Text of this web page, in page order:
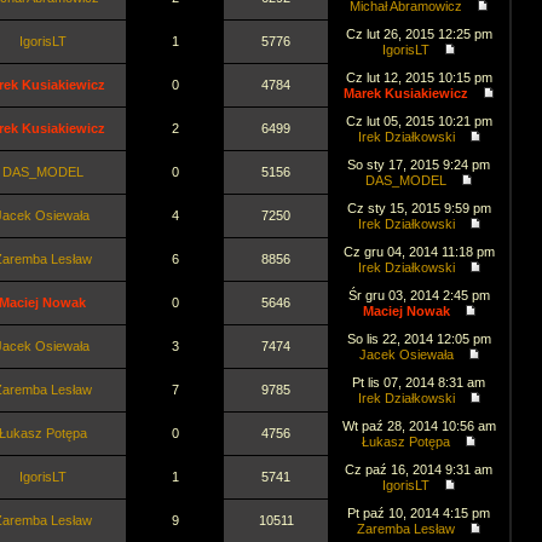
Michał Abramowicz
IgorisLT 1 5776
Cz lut 26, 2015 12:25 pm
IgorisLT
Kusiakiewicz 0 4784
Cz lut 12, 2015 10:15 pm
Marek Kusiakiewicz
Kusiakiewicz 2 6499
Cz lut 05, 2015 10:21 pm
Irek Działkowski
DAS_MODEL 0 5156
So sty 17, 2015 9:24 pm
DAS_MODEL
Osiewała 4 7250
Cz sty 15, 2015 9:59 pm
Irek Działkowski
Lesław 6 8856
Cz gru 04, 2014 11:18 pm
Irek Działkowski
Maciej Nowak 0 5646
Śr gru 03, 2014 2:45 pm
Maciej Nowak
Osiewała 3 7474
So lis 22, 2014 12:05 pm
Jacek Osiewała
Lesław 7 9785
Pt lis 07, 2014 8:31 am
Irek Działkowski
Łukasz Potępa 0 4756
Wt paź 28, 2014 10:56 am
Łukasz Potępa
IgorisLT 1 5741
Cz paź 16, 2014 9:31 am
IgorisLT
Lesław 9 10511
Pt paź 10, 2014 4:15 pm
Zaremba Lesław